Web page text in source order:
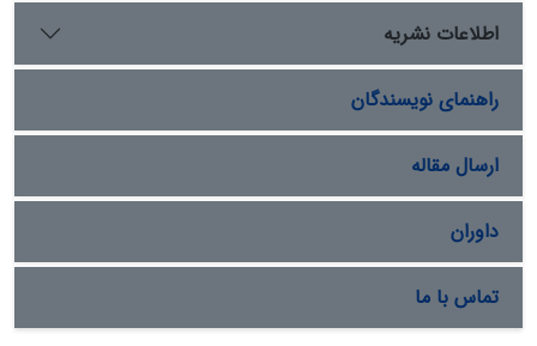
اطلاعات نشریه
راهنمای نویسندگان
ارسال مقاله
داوران
تماس با ما